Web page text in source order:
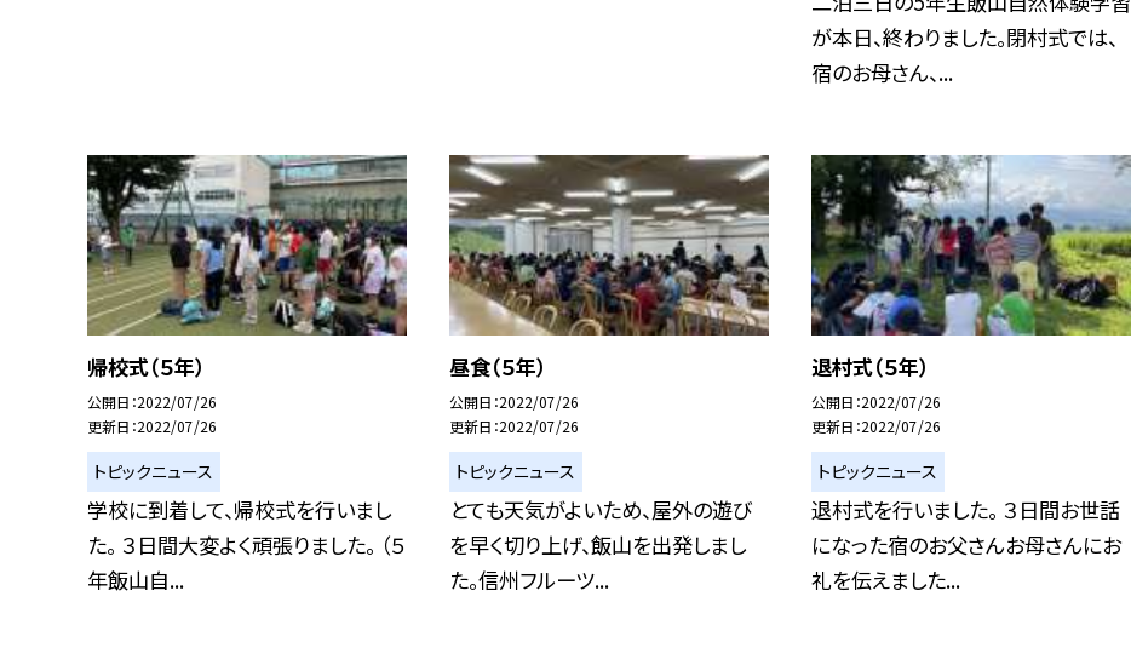
が本日、終わりました。閉村式では、
宿のお母さん、...
帰校式（５年）
公開日 2022/07/26
更新日 2022/07/26
トピックニュース
学校に到着して、帰校式を行いまし
た。 ３日間大変よく頑張りました。 （５
年飯山自...
昼食（５年）
公開日 2022/07/26
更新日 2022/07/26
トピックニュース
とても天気がよいため、屋外の遊び
を早く切り上げ、飯山を出発しまし
た。信州フルーツ...
退村式（５年）
公開日 2022/07/26
更新日 2022/07/26
トピックニュース
退村式を行いました。 ３日間お世話
になった宿のお父さんお母さんにお
礼を伝えました...